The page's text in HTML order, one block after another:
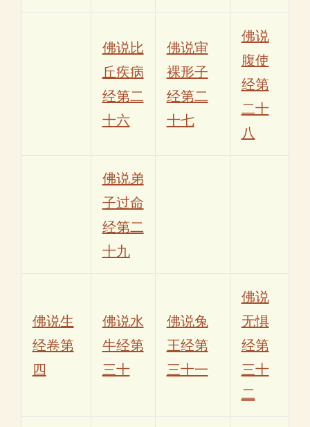
佛说比
丘疾病
经第二
十六
佛说审
裸形子
经第二
十七
佛说
腹使
经第
二十
八
佛说弟
子过命
经第二
十九
佛说生
经卷第
四
佛说水
牛经第
三十
佛说兔
王经第
三十一
佛说
无惧
经第
三十
二